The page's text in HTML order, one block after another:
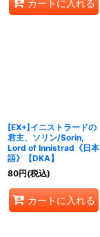
カートに入れる
[EX+]イニストラードの
君主、ソリン/Sorin,
Lord of Innistrad《日本
語》【DKA】
80円(税込)
カートに入れる